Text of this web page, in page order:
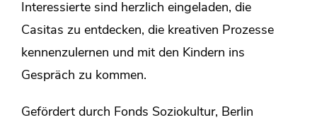
Interessierte sind herzlich eingeladen, die
Casitas zu entdecken, die kreativen Prozesse
kennenzulernen und mit den Kindern ins
Gespräch zu kommen.
Gefördert durch Fonds Soziokultur, Berlin